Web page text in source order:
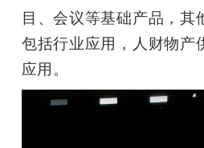
目、会议等基础产品，其
包括行业应用，人财物产
应用。